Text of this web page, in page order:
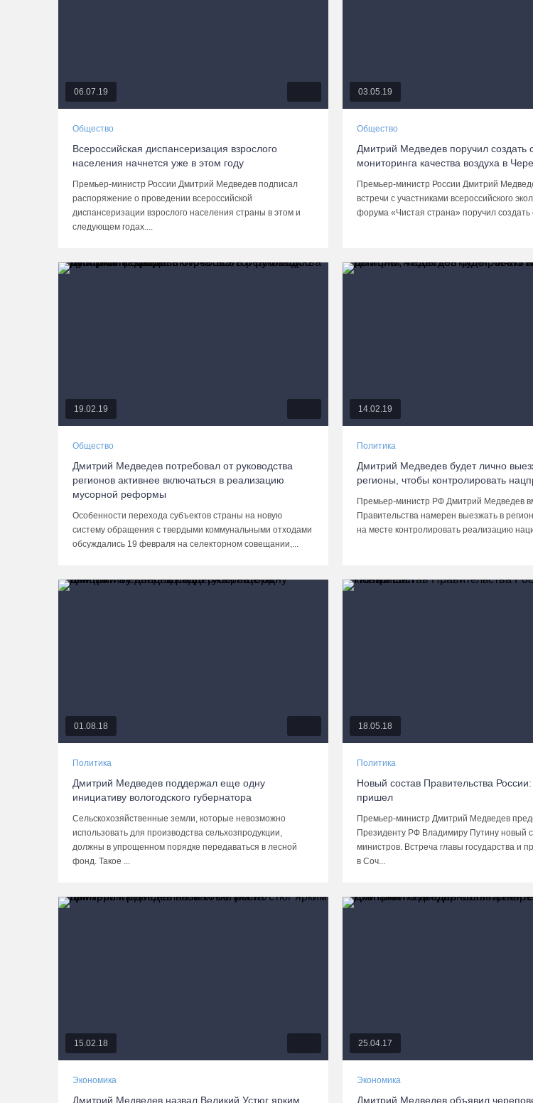
06.07.19
Общество
Всероссийская диспансеризация взрослого
населения начнется уже в этом году
Премьер-министр России Дмитрий Медведев подписал
распоряжение о проведении всероссийской
диспансеризации взрослого населения страны в этом и
следующем годах....
03.05.19
Общество
Дмитрий Медведев поручил создать
мониторинга качества воздуха в
Премьер-министр России Дмитрий
встречи с участниками всероссийского
форума «Чистая страна» поручил создать
19.02.19
Общество
Дмитрий Медведев потребовал от руководства
регионов активнее включаться в реализацию
мусорной реформы
Особенности перехода субъектов страны на новую
систему обращения с твердыми коммунальными отходами
обсуждались 19 февраля на селекторном совещании,...
14.02.19
Политика
Дмитрий Медведев будет лично
регионы, чтобы контролировать
Премьер-министр РФ Дмитрий Медведев
Правительства намерен выезжать в
на месте контролировать реализацию
01.08.18
Политика
Дмитрий Медведев поддержал еще одну
инициативу вологодского губернатора
Сельскохозяйственные земли, которые невозможно
использовать для производства сельхозпродукции,
должны в упрощенном порядке передаваться в лесной
фонд. Такое ...
18.05.18
Политика
Новый состав Правительства
пришел
Премьер-министр Дмитрий Медведев
Президенту РФ Владимиру Путину новый
министров. Встреча главы государства и
в Соч...
15.02.18
Экономика
Дмитрий Медведев назвал Великий Устюг ярким
25.04.17
Экономика
Дмитрий Медведев объявил